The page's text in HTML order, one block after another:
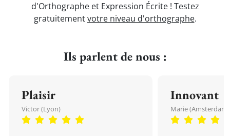
d'Orthographe et Expression Écrite ! Testez
gratuitementvotre niveau d'orthographe.
Ils parlent de nous :
Plaisir
Victor (Lyon)
Innovant
Marie (Amsterdam)